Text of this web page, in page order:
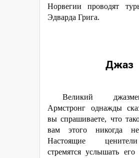
Норвегии проводят
Эдварда Грига.
Джаз
Великий
Армстронг однажды
вы спрашиваете, что
вам этого никогда
Настоящие
стремятся услышать